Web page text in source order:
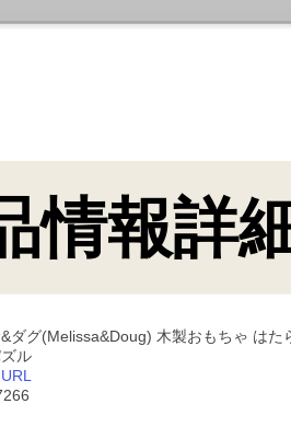
ダグ(Melissa&Doug) 木製おもちゃ は
ル
URL